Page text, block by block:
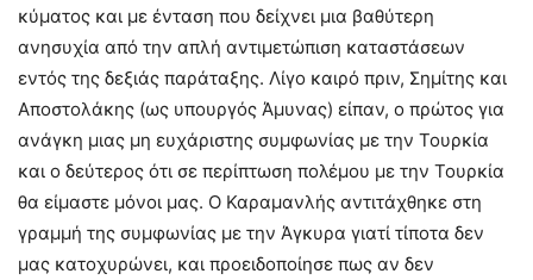
κύματος και με ένταση που δείχνει μια βαθύτερη
ανησυχία από την απλή αντιμετώπιση καταστάσεων
εντός της δεξιάς παράταξης. Λίγο καιρό πριν, Σημίτης και
Αποστολάκης (ως υπουργός Άμυνας) είπαν, ο πρώτος για
ανάγκη μιας μη ευχάριστης συμφωνίας με την Τουρκία
και ο δεύτερος ότι σε περίπτωση πολέμου με την Τουρκία
θα είμαστε μόνοι μας. Ο Καραμανλής αντιτάχθηκε στη
γραμμή της συμφωνίας με την Άγκυρα γιατί τίποτα δεν
μας κατοχυρώνει, και προειδοποίησε πως αν δεν